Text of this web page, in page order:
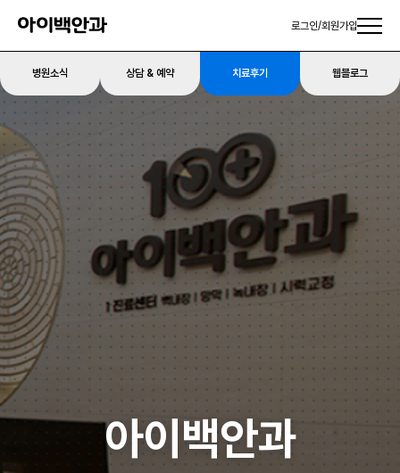
로그인/회원가입
아이백안과
병원소식 상담 & 예약 치료후기 웹블로그